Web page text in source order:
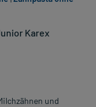
Karex
und